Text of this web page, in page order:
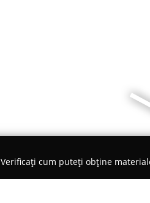
Verificați cum puteți obține